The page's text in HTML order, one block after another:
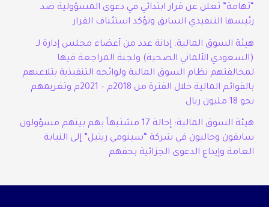
“تهامة” تعلن عن قرار ابتدائي في دعوى المسؤولية ضد
رئيسها التنفيذي السابق وتؤكد استئناف القرار
هيئة السوق المالية: إدانة عدد من أعضاء مجلس إدارة لـ
(السعودي الألماني الصحية) ولجنة المراجعة فيها
لمخالفتهم نظام السوق المالية ولوائحه التنفيذية بتلاعبهم
بالقوائم المالية خلال الفترة من 2018م – 2021م وتغريمهم
نحو 18 مليون ريال
هيئة السوق المالية: إحالة 17 مشتبهاً بهم بينهم مسؤولون
سابقون وحاليون في شركة “سينومي ريتيل” إلى النيابة
العامة وإيداع الدعوى الجزائية بحقهم